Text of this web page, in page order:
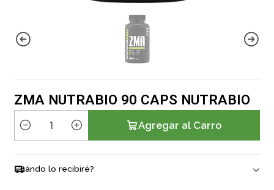
ZMA NUTRABIO 90 CAPS NUTRABIO
t
Agregar al Carro
Cuándo lo recibiré?